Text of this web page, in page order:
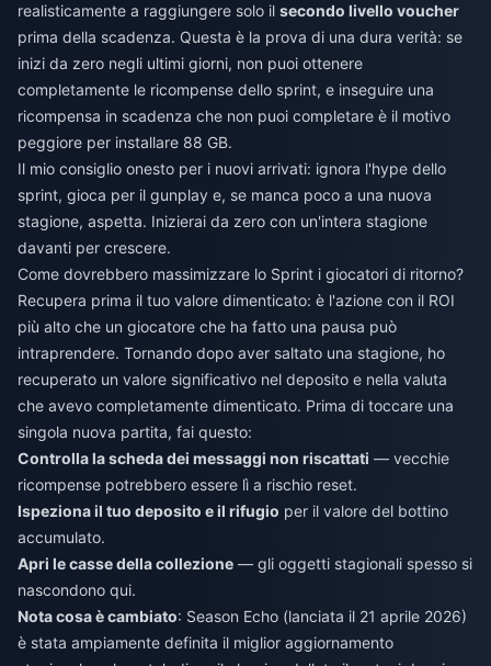
realisticamente a raggiungere solo il secondo livello voucher
prima della scadenza. Questa è la prova di una dura verità: se
inizi da zero negli ultimi giorni, non puoi ottenere
completamente le ricompense dello sprint, e inseguire una
ricompensa in scadenza che non puoi completare è il motivo
peggiore per installare 88 GB.
Il mio consiglio onesto per i nuovi arrivati: ignora l'hype dello
sprint, gioca per il gunplay e, se manca poco a una nuova
stagione, aspetta. Inizierai da zero con un'intera stagione
davanti per crescere.
Come dovrebbero massimizzare lo Sprint i giocatori di ritorno?
Recupera prima il tuo valore dimenticato: è l'azione con il ROI
più alto che un giocatore che ha fatto una pausa può
intraprendere. Tornando dopo aver saltato una stagione, ho
recuperato un valore significativo nel deposito e nella valuta
che avevo completamente dimenticato. Prima di toccare una
singola nuova partita, fai questo:
Controlla la scheda dei messaggi non riscattati — vecchie
ricompense potrebbero essere lì a rischio reset.
Ispeziona il tuo deposito e il rifugio per il valore del bottino
accumulato.
Apri le casse della collezione — gli oggetti stagionali spesso si
nascondono qui.
Nota cosa è cambiato: Season Echo (lanciata il 21 aprile 2026)
è stata ampiamente definita il miglior aggiornamento